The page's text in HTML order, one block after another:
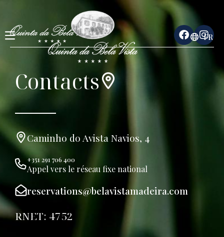
FR
Contacts
Caminho do Avista Navios, 4
+351 291 706 400
Appel vers le réseau fixe national
reservations@belavistamadeira.com
RNET: 4752